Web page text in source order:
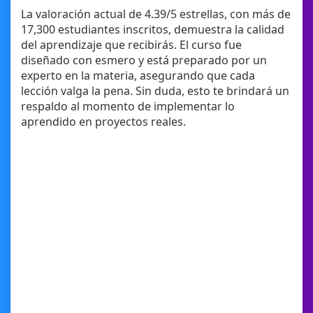
La valoración actual de 4.39/5 estrellas, con más de
17,300 estudiantes inscritos, demuestra la calidad
del aprendizaje que recibirás. El curso fue
diseñado con esmero y está preparado por un
experto en la materia, asegurando que cada
lección valga la pena. Sin duda, esto te brindará un
respaldo al momento de implementar lo
aprendido en proyectos reales.